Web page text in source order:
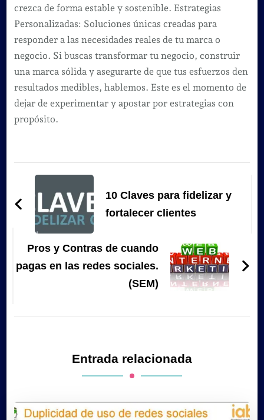
crezca de forma estable y sostenible. Estrategias
Personalizadas: Soluciones únicas creadas para
responder a las necesidades reales de tu marca o
negocio. Si buscas transformar tu negocio, construir
una marca sólida y asegurarte de que tus esfuerzos den
resultados medibles, hablemos. Este es el momento de
dejar de experimentar y apostar por estrategias con
propósito.
Navegación
de
entradas
10 Claves para fidelizar y
fortalecer clientes
Pros y Contras de cuando
pagas en las redes sociales.
(SEM)
Entrada relacionada